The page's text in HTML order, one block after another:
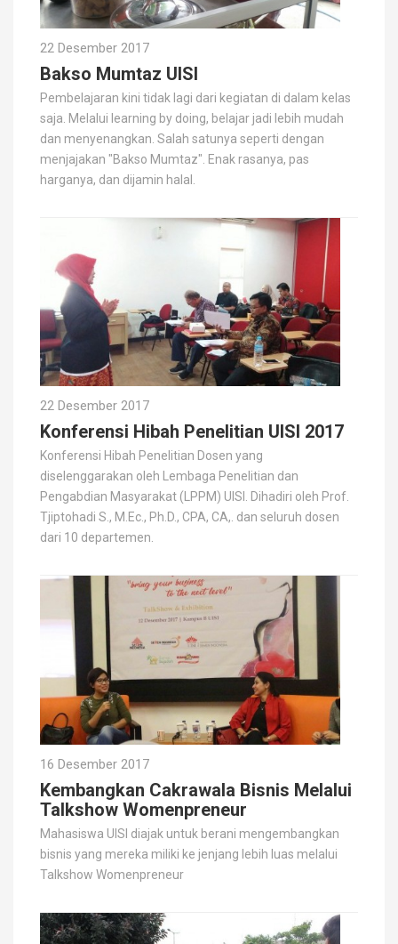
22 Desember 2017
Bakso Mumtaz UISI
Pembelajaran kini tidak lagi dari kegiatan di dalam kelas
saja. Melalui learning by doing, belajar jadi lebih mudah
dan menyenangkan. Salah satunya seperti dengan
menjajakan "Bakso Mumtaz". Enak rasanya, pas
harganya, dan dijamin halal.
22 Desember 2017
Konferensi Hibah Penelitian UISI 2017
Konferensi Hibah Penelitian Dosen yang
diselenggarakan oleh Lembaga Penelitian dan
Pengabdian Masyarakat (LPPM) UISI. Dihadiri oleh Prof.
Tjiptohadi S., M.Ec., Ph.D., CPA, CA,. dan seluruh dosen
dari 10 departemen.
16 Desember 2017
Kembangkan Cakrawala Bisnis Melalui
Talkshow Womenpreneur
Mahasiswa UISI diajak untuk berani mengembangkan
bisnis yang mereka miliki ke jenjang lebih luas melalui
Talkshow Womenpreneur